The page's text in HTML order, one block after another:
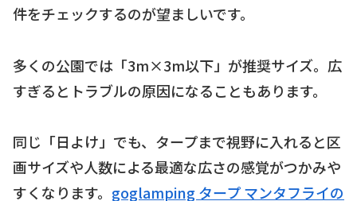
件をチェックするのが望ましいです。
多くの公園では「3m×3m以下」が推奨サイズ。広
すぎるとトラブルの原因になることもあります。
同じ「日よけ」でも、タープまで視野に入れると区
画サイズや人数による最適な広さの感覚がつかみや
すくなります。 goglamping タープ マンタフライの